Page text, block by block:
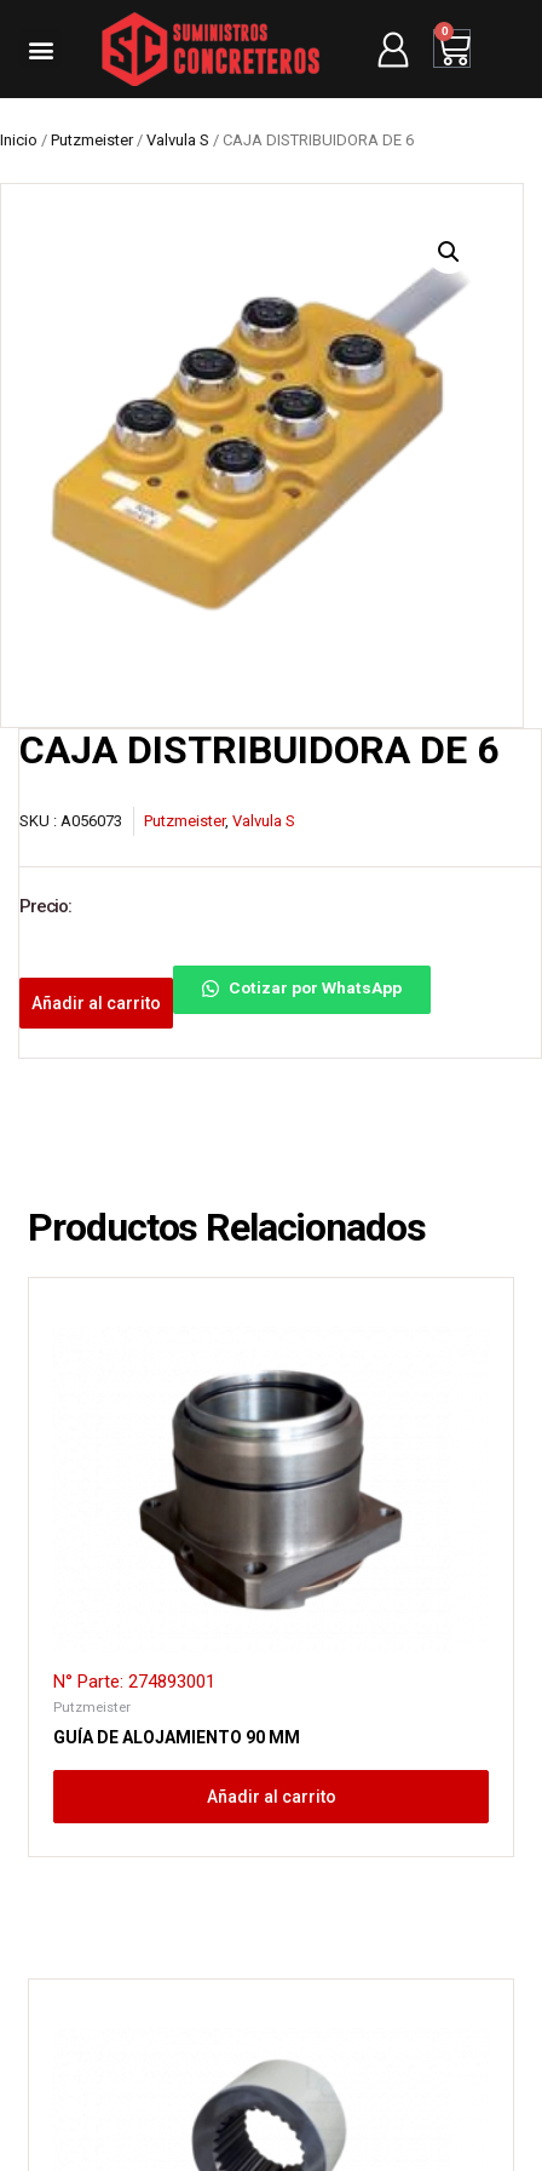
0
Inicio / Putzmeister/ Valvula S / CAJA DISTRIBUIDORA DE 6
CAJA DISTRIBUIDORA DE 6
SKU : A056073 Putzmeister, Valvula S
Precio:
Añadir al carrito
Cotizar por WhatsApp
Productos Relacionados
N° Parte: 274893001
Putzmeister
GUÍA DE ALOJAMIENTO 90 MM
Añadir al carrito